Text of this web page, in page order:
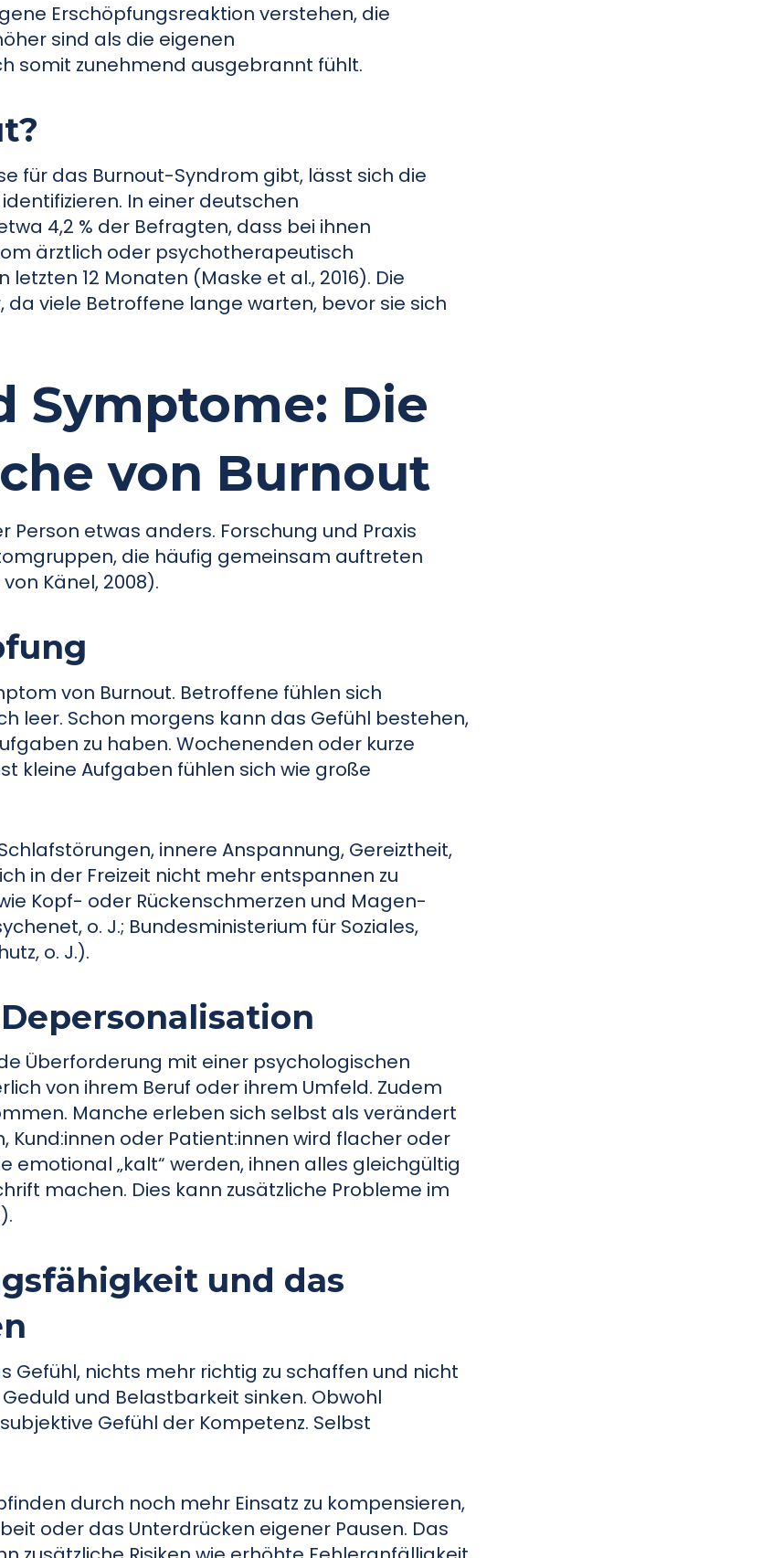
Erschöpfungsreaktion verstehen, die
sind als die eigenen
somit zunehmend ausgebrannt fühlt.
für das Burnout-Syndrom gibt, lässt sich die
In einer deutschen
4,2 % der Befragten, dass bei ihnen
ärztlich oder psychotherapeutisch
12 Monaten (Maske et al., 2016). Die
viele Betroffene lange warten, bevor sie sich
Symptome: Die
von Burnout
etwas anders. Forschung und Praxis
die häufig gemeinsam auftreten
Känel, 2008).
von Burnout. Betroffene fühlen sich
leer. Schon morgens kann das Gefühl bestehen,
zu haben. Wochenenden oder kurze
kleine Aufgaben fühlen sich wie große
innere Anspannung, Gereiztheit,
in der Freizeit nicht mehr entspannen zu
Kopf- oder Rückenschmerzen und Magen-
o. J.; Bundesministerium für Soziales,
o. J.).
Überforderung mit einer psychologischen
von ihrem Beruf oder ihrem Umfeld. Zudem
Manche erleben sich selbst als verändert
Kund:innen oder Patient:innen wird flacher oder
emotional „kalt“ werden, ihnen alles gleichgültig
machen. Dies kann zusätzliche Probleme im
und das
Gefühl, nichts mehr richtig zu schaffen und nicht
und Belastbarkeit sinken. Obwohl
Gefühl der Kompetenz. Selbst
durch noch mehr Einsatz zu kompensieren,
oder das Unterdrücken eigener Pausen. Das